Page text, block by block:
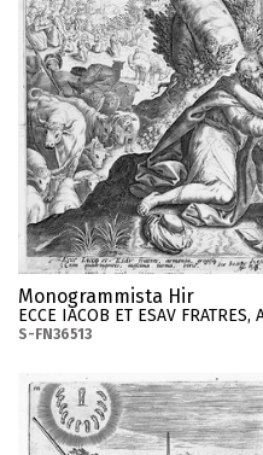
Monogrammista Hir
ECCE IACOB ET ESAV FRATRES,
S-FN36513